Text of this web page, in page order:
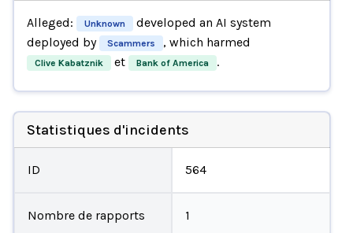
Alleged: Unknown
developed an AI system
deployed by
Scammers , which harmed
Clive Kabatznik et Bank of America .
Statistiques d'incidents
ID 564
Nombre de rapports 1